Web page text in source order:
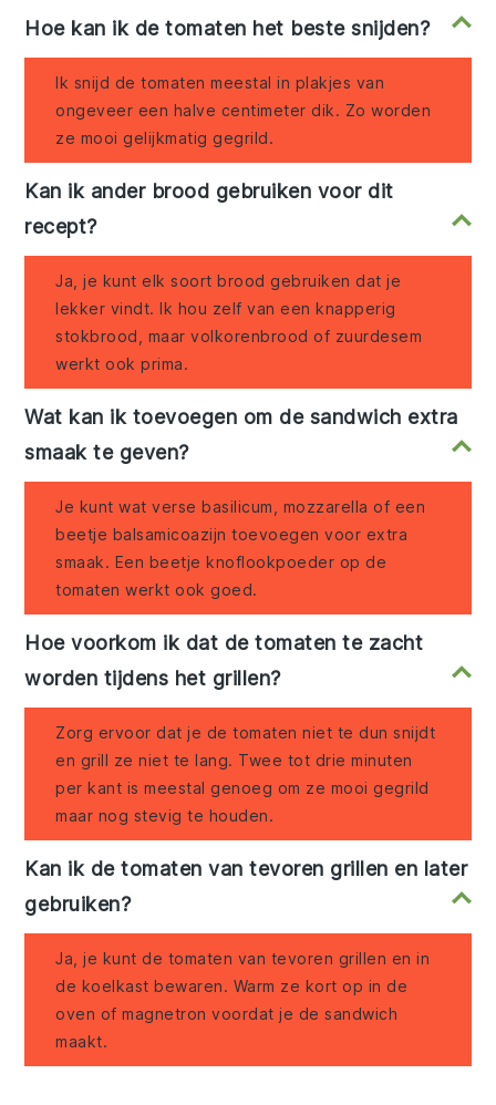
Hoe kan ik de tomaten het beste snijden?
Ik snijd de tomaten meestal in plakjes van
ongeveer een halve centimeter dik. Zo worden
ze mooi gelijkmatig gegrild.
Kan ik ander brood gebruiken voor dit
recept?
Ja, je kunt elk soort brood gebruiken dat je
lekker vindt. Ik hou zelf van een knapperig
stokbrood, maar volkorenbrood of zuurdesem
werkt ook prima.
Wat kan ik toevoegen om de sandwich extra
smaak te geven?
Je kunt wat verse basilicum, mozzarella of een
beetje balsamicoazijn toevoegen voor extra
smaak. Een beetje knoflookpoeder op de
tomaten werkt ook goed.
Hoe voorkom ik dat de tomaten te zacht
worden tijdens het grillen?
Zorg ervoor dat je de tomaten niet te dun snijdt
en grill ze niet te lang. Twee tot drie minuten
per kant is meestal genoeg om ze mooi gegrild
maar nog stevig te houden.
Kan ik de tomaten van tevoren grillen en later
gebruiken?
Ja, je kunt de tomaten van tevoren grillen en in
de koelkast bewaren. Warm ze kort op in de
oven of magnetron voordat je de sandwich
maakt.